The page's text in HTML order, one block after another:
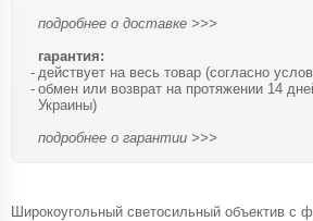
подробнее о доставке >>>
гарантия:
действует на весь товар (согласно
обмен или возврат на протяжении 14
Украины)
подробнее о гарантии >>>
Широкоугольный светосильный объектив с